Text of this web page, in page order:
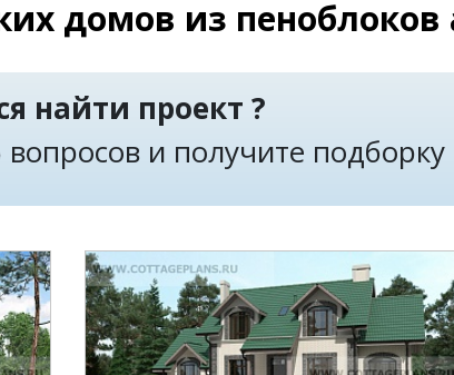
домов из пеноблоков
найти проект ?
вопросов и получите подборку